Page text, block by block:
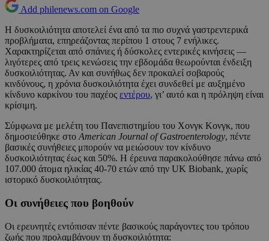
Add philenews.com on Google
Η δυσκοιλιότητα αποτελεί ένα από τα πιο συχνά γαστρεντερικά
προβλήματα, επηρεάζοντας περίπου 1 στους 7 ενήλικες.
Χαρακτηρίζεται από σπάνιες ή δύσκολες εντερικές κινήσεις —
λιγότερες από τρεις κενώσεις την εβδομάδα θεωρούνται ένδειξη
δυσκοιλιότητας. Αν και συνήθως δεν προκαλεί σοβαρούς
κινδύνους, η χρόνια δυσκοιλιότητα έχει συνδεθεί με αυξημένο
κίνδυνο καρκίνου του παχέος εντέρου, γι’ αυτό και η πρόληψη είναι
κρίσιμη.
Σύμφωνα με μελέτη του Πανεπιστημίου του Χονγκ Κονγκ, που
δημοσιεύθηκε στο American Journal of Gastroenterology, πέντε
βασικές συνήθειες μπορούν να μειώσουν τον κίνδυνο
δυσκοιλιότητας έως και 50%. Η έρευνα παρακολούθησε πάνω από
107.000 άτομα ηλικίας 40-70 ετών από την UK Biobank, χωρίς
ιστορικό δυσκοιλιότητας.
Οι συνήθειες που βοηθούν
Οι ερευνητές εντόπισαν πέντε βασικούς παράγοντες του τρόπου
ζωής που προλαμβάνουν τη δυσκοιλιότητα: